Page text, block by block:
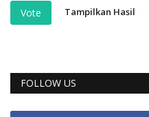
Vote Tampilkan Hasil
FOLLOW US